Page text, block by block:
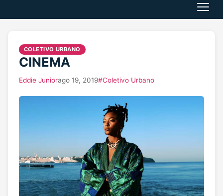
COLETIVO URBANO
CINEMA
Eddie Juniorago 19, 2019#Coletivo Urbano